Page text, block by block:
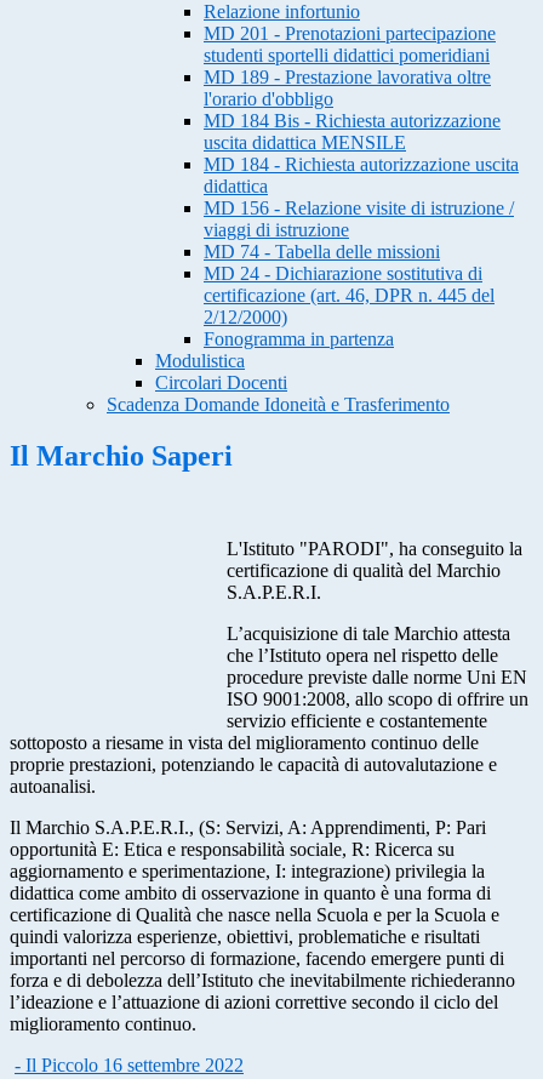
Relazione infortunio
MD 201 - Prenotazioni partecipazione
studenti sportelli didattici pomeridiani
MD 189 - Prestazione lavorativa oltre
l'orario d'obbligo
MD 184 Bis - Richiesta autorizzazione
uscita didattica MENSILE
MD 184 - Richiesta autorizzazione uscita
didattica
MD 156 - Relazione visite di istruzione /
viaggi di istruzione
MD 74 - Tabella delle missioni
MD 24 - Dichiarazione sostitutiva di
certificazione (art. 46, DPR n. 445 del
2/12/2000)
Fonogramma in partenza
Modulistica
Circolari Docenti
Scadenza Domande Idoneità e Trasferimento
Il Marchio Saperi
L'Istituto "PARODI", ha conseguito la
certificazione di qualità del Marchio
S.A.P.E.R.I.
L’acquisizione di tale Marchio attesta
che l’Istituto opera nel rispetto delle
procedure previste dalle norme Uni EN
ISO 9001:2008, allo scopo di offrire un
servizio efficiente e costantemente
sottoposto a riesame in vista del miglioramento continuo delle
proprie prestazioni, potenziando le capacità di autovalutazione e
autoanalisi.
Il Marchio S.A.P.E.R.I., (S: Servizi, A: Apprendimenti, P: Pari
opportunità E: Etica e responsabilità sociale, R: Ricerca su
aggiornamento e sperimentazione, I: integrazione) privilegia la
didattica come ambito di osservazione in quanto è una forma di
certificazione di Qualità che nasce nella Scuola e per la Scuola e
quindi valorizza esperienze, obiettivi, problematiche e risultati
importanti nel percorso di formazione, facendo emergere punti di
forza e di debolezza dell’Istituto che inevitabilmente richiederanno
l’ideazione e l’attuazione di azioni correttive secondo il ciclo del
miglioramento continuo.
- Il Piccolo 16 settembre 2022